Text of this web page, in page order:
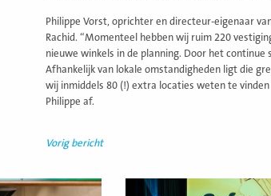
Philippe Vorst, oprichter en directeur-eigenaar
Rachid. “Momenteel hebben wij ruim 220
nieuwe winkels in de planning. Door het
Afhankelijk van lokale omstandigheden ligt die
wij inmiddels 80 (!) extra locaties weten te
Philippe af.
Vorig bericht
Lees